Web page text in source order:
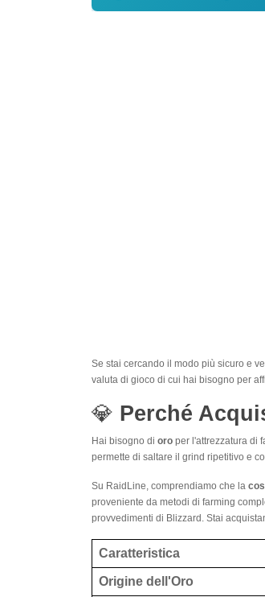
Se stai cercando il modo più sicuro e
valuta di gioco di cui hai bisogno per
💎 Perché
Hai bisogno di oro per l'attrezzatura di
permette di saltare il grind ripetitivo e
Su RaidLine, comprendiamo che la
proveniente da metodi di farming
provvedimenti di Blizzard. Stai
Caratteristica
Origine dell'Oro